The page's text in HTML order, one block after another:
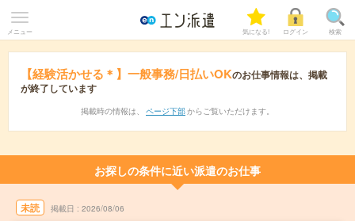
メニュー 気になる! ログイン 検索
【経験活かせる＊】一般事務/日払いOKのお仕事情報は、掲載
が終了しています
掲載時の情報は、 ページ下部 からご覧いただけます。
お探しの条件に近い派遣のお仕事
未読 掲載日 2026/08/06